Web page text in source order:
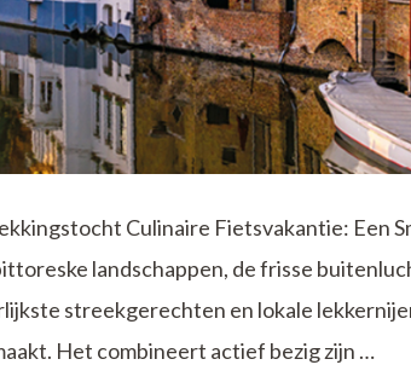
Culinaire Fietsvakantie: Een
landschappen, de frisse
streekgerechten en lokale
Het combineert actief bezig zijn …